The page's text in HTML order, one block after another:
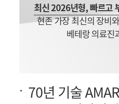
최신 2026년형, 빠르고
현존 가장 최신의 장비
베테랑 의료진